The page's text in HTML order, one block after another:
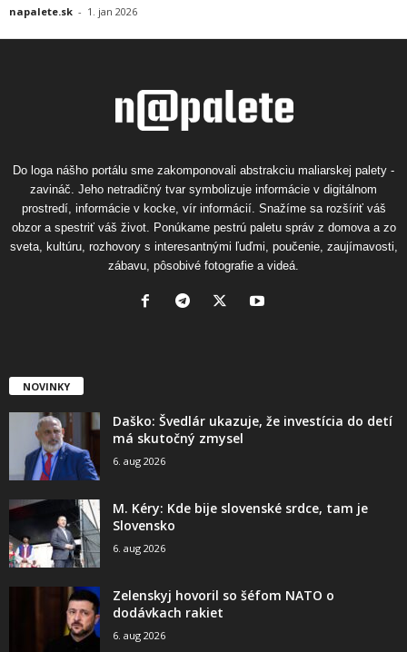
napalete.sk - 1. jan 2026
Do loga nášho portálu sme zakomponovali abstrakciu maliarskej palety -
zavináč. Jeho netradičný tvar symbolizuje informácie v digitálnom
prostredí, informácie v kocke, vír informácií. Snažíme sa rozšíriť váš
obzor a spestriť váš život. Ponúkame pestrú paletu správ z domova a zo
sveta, kultúru, rozhovory s interesantnými ľuďmi, poučenie, zaujímavosti,
zábavu, pôsobivé fotografie a videá.
NOVINKY
Daško: Švedlár ukazuje, že investícia do detí
má skutočný zmysel
6. aug 2026
M. Kéry: Kde bije slovenské srdce, tam je
Slovensko
6. aug 2026
Zelenskyj hovoril so šéfom NATO o
dodávkach rakiet
6. aug 2026